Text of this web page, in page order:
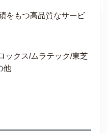
をもつ高品質なサービ
ックス/ムラテック/東芝
他